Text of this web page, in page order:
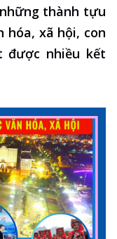
thành tựu
hóa, xã hội, con
được nhiều kết